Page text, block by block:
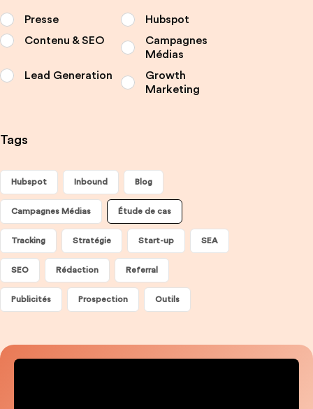
Presse
Hubspot
Contenu & SEO
Campagnes
Médias
Lead Generation
Growth
Marketing
Tags
Hubspot Inbound Blog
Campagnes Médias Étude de cas
Tracking Stratégie Start-up SEA
SEO Rédaction Referral
Publicités Prospection Outils